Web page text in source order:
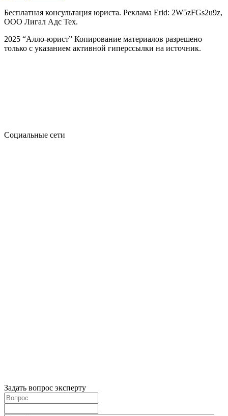
Бесплатная консультация юриста. Реклама Erid: 2W5zFGs2u9z,
ООО Лигал Адс Тех.
2025 “Алло-юрист” Копирование материалов разрешено
только с указанием активной гиперссылки на источник.
Социальные сети
Задать вопрос эксперту